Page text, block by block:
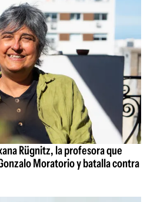
Rügnitz, la profesora que
Moratorio y batalla contra